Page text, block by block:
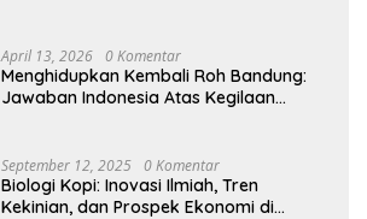
April 13, 2026 0 Komentar
Menghidupkan Kembali Roh Bandung:
Jawaban Indonesia Atas Kegilaan
September 12, 2025 0 Komentar
Biologi Kopi: Inovasi Ilmiah, Tren
Kekinian, dan Prospek Ekonomi di